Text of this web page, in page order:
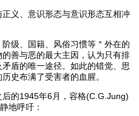
义、意识形态与意识形态互相冲
级、国籍、风俗习惯等＂外在的
善与恶的最大主因，认为只有排
盾的唯一途径。如此的错觉、思
史布满了受害者的血腥。
的1945年6月，容格(C.G.Jung)
地呼吁：